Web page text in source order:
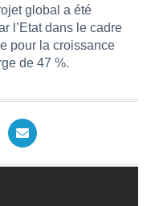
global a été
l’Etat dans le cadre
pour la croissance
de 47 %.